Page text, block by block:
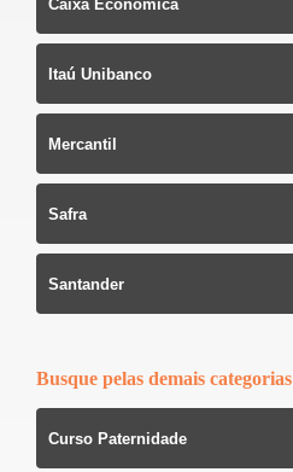
Caixa Econômica
Itaú Unibanco
Mercantil
Safra
Santander
Busque pelas demais categorias
Curso Paternidade